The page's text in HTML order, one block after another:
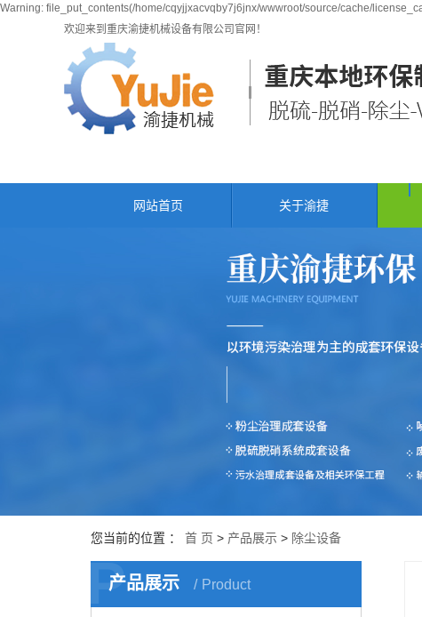
Warning: file_put_contents(/home/cqyjjxacvqby7j6jnx/wwwroot/source/cache/
欢迎来到重庆渝捷机械设备有限公司官网！
网站首页 关于渝捷
您当前的位置 ： 首 页 > 产品展示 > 除尘设备
产品展示 Product
P